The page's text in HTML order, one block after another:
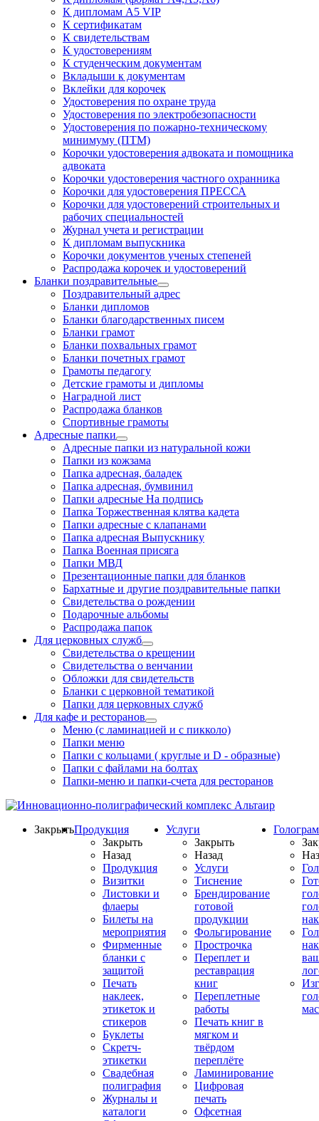
К дипломам А5 VIP
К сертификатам
К свидетельствам
К удостоверениям
К студенческим документам
Вкладыши к документам
Вклейки для корочек
Удостоверения по охране труда
Удостоверения по электробезопасности
Удостоверения по пожарно-техническому
минимуму (ПТМ)
Корочки удостоверения адвоката и помощника
адвоката
Корочки удостоверения частного охранника
Корочки для удостоверения ПРЕССА
Корочки для удостоверений строительных и
рабочих специальностей
Журнал учета и регистрации
К дипломам выпускника
Корочки документов ученых степеней
Распродажа корочек и удостоверений
Бланки поздравительные
Поздравительный адрес
Бланки дипломов
Бланки благодарственных писем
Бланки грамот
Бланки похвальных грамот
Бланки почетных грамот
Грамоты педагогу
Детские грамоты и дипломы
Наградной лист
Распродажа бланков
Спортивные грамоты
Адресные папки
Адресные папки из натуральной кожи
Папки из кожзама
Папка адресная, баладек
Папка адресная, бумвинил
Папки адресные На подпись
Папка Торжественная клятва кадета
Папки адресные с клапанами
Папка адресная Выпускнику
Папка Военная присяга
Папки МВД
Презентационные папки для бланков
Бархатные и другие поздравительные папки
Свидетельства о рождении
Подарочные альбомы
Распродажа папок
Для церковных служб
Свидетельства о крещении
Свидетельства о венчании
Обложки для свидетельств
Бланки с церковной тематикой
Папки для церковных служб
Для кафе и ресторанов
Меню (с ламинацией и с пикколо)
Папки меню
Папки с кольцами ( круглые и D - образные)
Папки с файлами на болтах
Папки-меню и папки-счета для ресторанов
ЗакрытьПродукция
Закрыть
Назад
Продукция
Визитки
Листовки и
флаеры
Билеты на
мероприятия
Фирменные
бланки с
защитой
Печать
наклеек,
этикеток и
стикеров
Буклеты
Скретч-
этикетки
Свадебная
полиграфия
Журналы и
каталоги
Услуги
Закрыть
Назад
Услуги
Тиснение
Брендирование
готовой
продукции
Фольгирование
Прострочка
Переплет и
реставрация
книг
Переплетные
работы
Печать книг в
мягком и
твёрдом
переплёте
Ламинирование
Цифровая
печать
Офсетная